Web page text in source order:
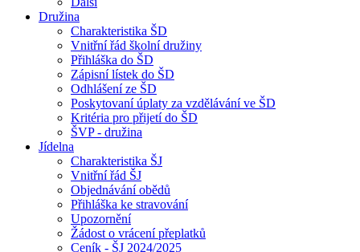
Družina
Charakteristika ŠD
Vnitřní řád školní družiny
Přihláška do ŠD
Zápisní lístek do ŠD
Odhlášení ze ŠD
Poskytovaní úplaty za vzdělávání ve ŠD
Kritéria pro přijetí do ŠD
ŠVP - družina
Jídelna
Charakteristika ŠJ
Vnitřní řád ŠJ
Objednávání obědů
Přihláška ke stravování
Upozornění
Žádost o vrácení přeplatků
Ceník - ŠJ 2024/2025